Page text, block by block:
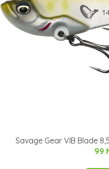
Savage Gear VIB Blade
99